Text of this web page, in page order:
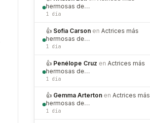
hermosas de…
1 día
👍 Sofia Carson en Actrices más
hermosas de…
1 día
👍 Penélope Cruz en Actrices más
hermosas de…
1 día
👍 Gemma Arterton en Actrices más
hermosas de…
1 día